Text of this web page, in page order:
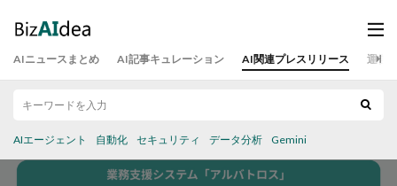
AIニュースまとめ AI記事キュレーション AI関連プレスリリース 運営
AIエージェント 自動化 セキュリティ データ分析 Gemini